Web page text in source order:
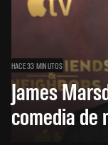
HACE 33 MINUTOS
James
comedia de